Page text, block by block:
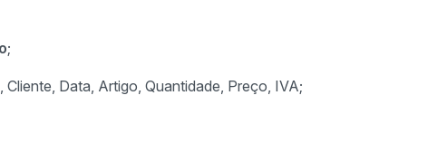
;
Cliente, Data, Artigo, Quantidade, Preço, IVA;